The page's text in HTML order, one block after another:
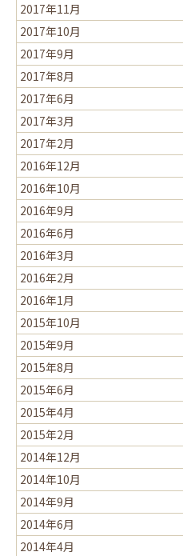
2017年11月
2017年10月
2017年9月
2017年8月
2017年6月
2017年3月
2017年2月
2016年12月
2016年10月
2016年9月
2016年6月
2016年3月
2016年2月
2016年1月
2015年10月
2015年9月
2015年8月
2015年6月
2015年4月
2015年2月
2014年12月
2014年10月
2014年9月
2014年6月
2014年4月